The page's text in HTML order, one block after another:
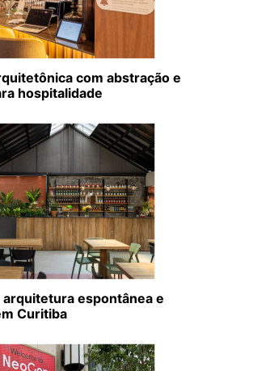
com abstração e
hospitalidade
espontânea e
Curitiba